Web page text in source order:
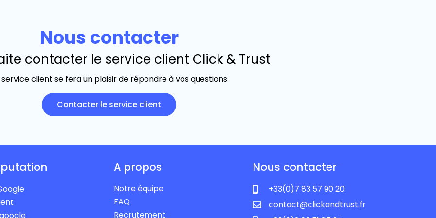
Nous contacter
contacter le service client Click & Trust
service client se fera un plaisir de répondre à vos questions
Contacter le service client
A propos
Notre équipe
FAQ
Recrutement
Nous contacter
+33(0)7 83 57 90 20
contact@clickandtrust.fr